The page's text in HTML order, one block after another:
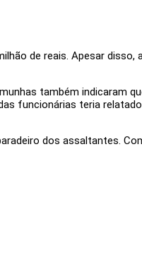
de reais. Apesar disso,
também indicaram
funcionárias teria
dos assaltantes.